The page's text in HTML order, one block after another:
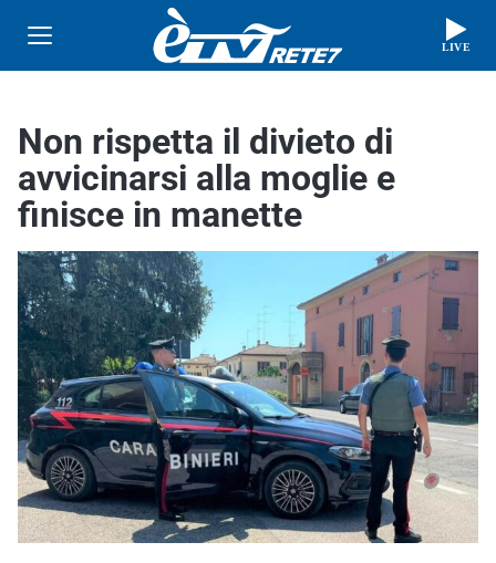
LIVE
Non rispetta il divieto di
avvicinarsi alla moglie e
finisce in manette